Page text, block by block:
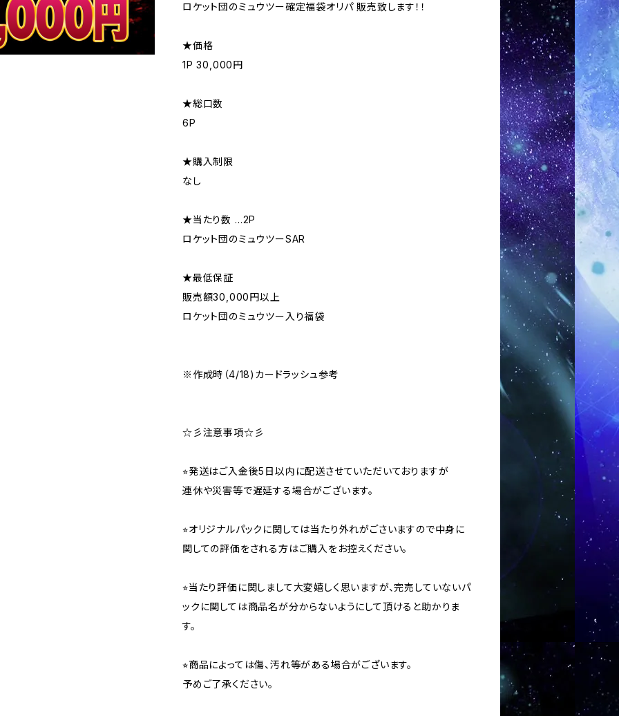
ロケット団のミュウツー確定福袋オリパ 販売致します！！
★価格
1P 30,000円
★総口数
6P
★購入制限
なし
★当たり数 …2P
ロケット団のミュウツーSAR
★最低保証
販売額30,000円以上
ロケット団のミュウツー入り福袋
※作成時（4/18)カードラッシュ参考
☆彡注意事項☆彡
⭐︎発送はご入金後5日以内に配送させていただいておりますが
連休や災害等で遅延する場合がございます。
⭐︎オリジナルパックに関しては当たり外れがごさいますので中身に
関しての評価をされる方はご購入をお控えください。
⭐︎当たり評価に関しまして大変嬉しく思いますが、完売していないパ
ックに関しては商品名が分からないようにして頂けると助かりま
す。
⭐︎商品によっては傷、汚れ等がある場合がございます。
予めご了承ください。